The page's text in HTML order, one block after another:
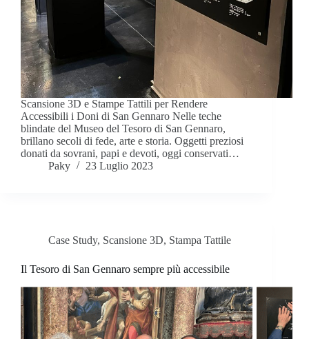
Scansione 3D e Stampe Tattili per Rendere
Accessibili i Doni di San Gennaro Nelle teche
blindate del Museo del Tesoro di San Gennaro,
brillano secoli di fede, arte e storia. Oggetti preziosi
donati da sovrani, papi e devoti, oggi conservati…
Paky
23 Luglio 2023
Case Study, Scansione 3D, Stampa Tattile
Il Tesoro di San Gennaro sempre più accessibile